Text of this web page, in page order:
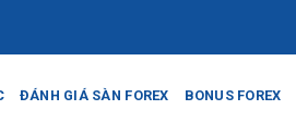
ĐÁNH GIÁ SÀN FOREX BONUS FOREX